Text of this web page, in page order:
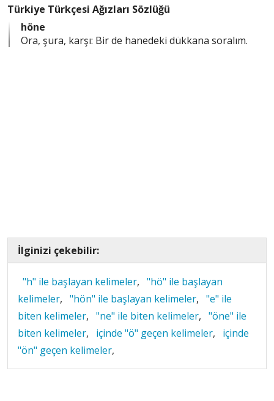
Türkiye Türkçesi Ağızları Sözlüğü
höne
Ora, şura, karşı: Bir de hanedeki dükkana soralım.
İlginizi çekebilir:
"h" ile başlayan kelimeler, "hö" ile başlayan
kelimeler, "hön" ile başlayan kelimeler, "e" ile
biten kelimeler, "ne" ile biten kelimeler, "öne" ile
biten kelimeler, içinde "ö" geçen kelimeler,
içinde
"ön" geçen kelimeler,